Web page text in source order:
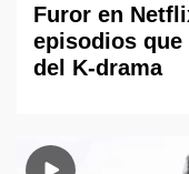
Furor en
episodios
del K-drama